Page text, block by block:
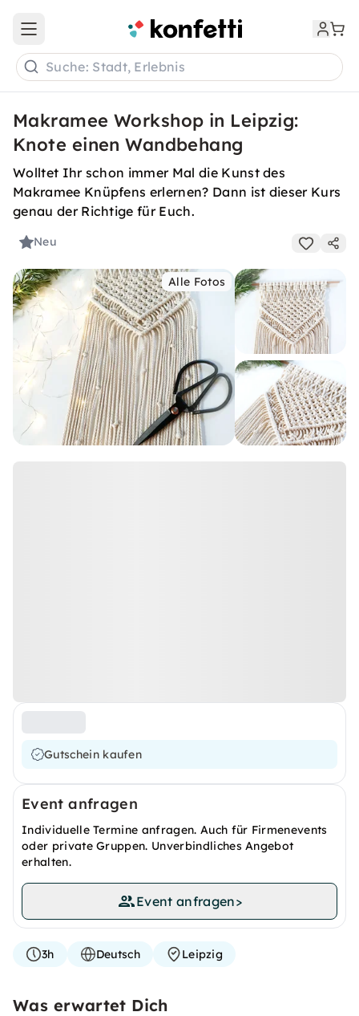
Open main menu
Suche: Stadt, Erlebnis
Makramee Workshop in Leipzig:
Knote einen Wandbehang
Wolltet Ihr schon immer Mal die Kunst des
Makramee Knüpfens erlernen? Dann ist dieser Kurs
genau der Richtige für Euch.
Neu
Alle Fotos
Gutschein kaufen
Event anfragen
Individuelle Termine anfragen. Auch für Firmenevents
oder private Gruppen. Unverbindliches Angebot
erhalten.
Event anfragen>
3h Deutsch Leipzig
Was erwartet Dich